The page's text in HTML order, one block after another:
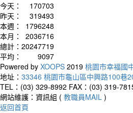
今天：
170703
昨天：
319493
本週：
1796248
本月：
2036716
總計： 20247719
平均：
9097
Powered by XOOPS 2019 桃園市幸福國
地址： 33346 桃園市龜山區中興路100巷
TEL：(03) 329-8992 FAX：(03) 319-
網站維護：資訊組 ( 教職員MAIL )
返回首頁